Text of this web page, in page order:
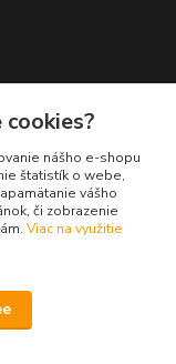
nášho e-shopu
štatistík o webe,
vášho
či zobrazenie
Viac na využitie